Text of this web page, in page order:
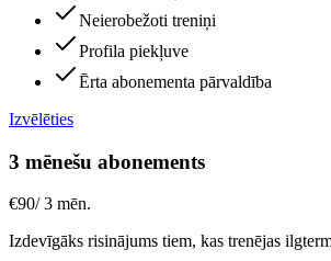
Neierobežoti treniņi
Profila piekļuve
Ērta abonementa pārvaldība
Izvēlēties
3 mēnešu abonements
€90/3 mēn.
Izdevīgāks risinājums tiem, kas trenējas